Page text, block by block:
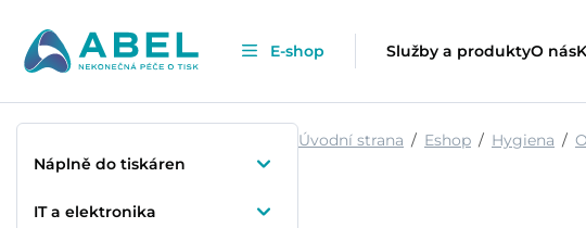
E-shop Služby a produktyO nás
Náplně do tiskáren
IT a elektronika
Úvodní strana Eshop Hygiena